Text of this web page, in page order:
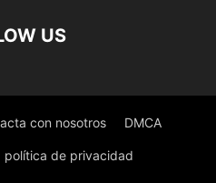
US
con nosotros DMCA
política de privacidad